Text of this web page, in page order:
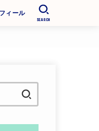
ィール
SEARCH